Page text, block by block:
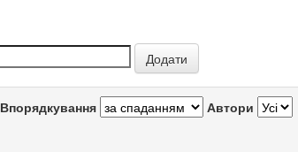
Впорядкування Автори